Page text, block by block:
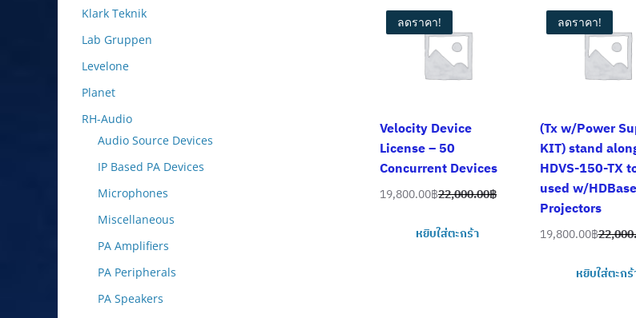
ลดราคา!
Velocity Device
License – 50
Concurrent Devices
22,000.00฿
Original
19,800.00฿
Current
หยิบใส่ตะกร้า
ลดราคา!
(Tx w/Power
KIT) stand
HDVS-150-TX
used w/
Projectors
Original
19,800.00฿
Current
หยิบใส่ตะกร้
Klark Teknik
Lab Gruppen
Levelone
Planet
RH-Audio
Audio Source Devices
IP Based PA Devices
Microphones
Miscellaneous
PA Amplifiers
PA Peripherals
PA Speakers